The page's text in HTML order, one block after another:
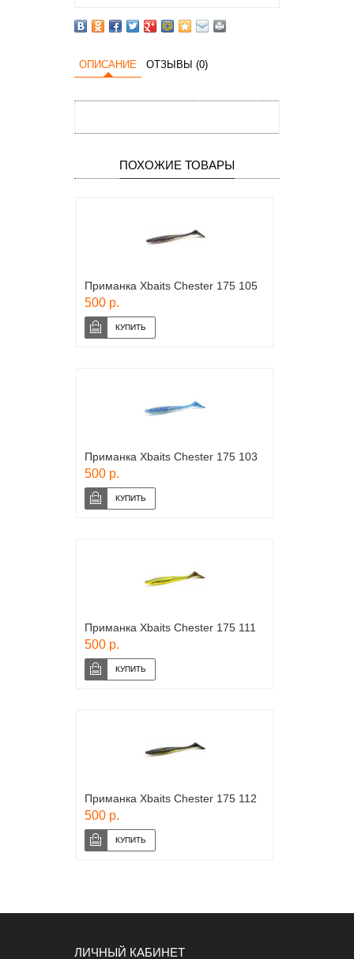
ОПИСАНИЕ ОТЗЫВЫ (0)
ПОХОЖИЕ ТОВАРЫ
Приманка Xbaits Chester 175 105
500 р.
Приманка Xbaits Chester 175 103
500 р.
Приманка Xbaits Chester 175 111
500 р.
Приманка Xbaits Chester 175 112
500 р.
ЛИЧНЫЙ КАБИНЕТ